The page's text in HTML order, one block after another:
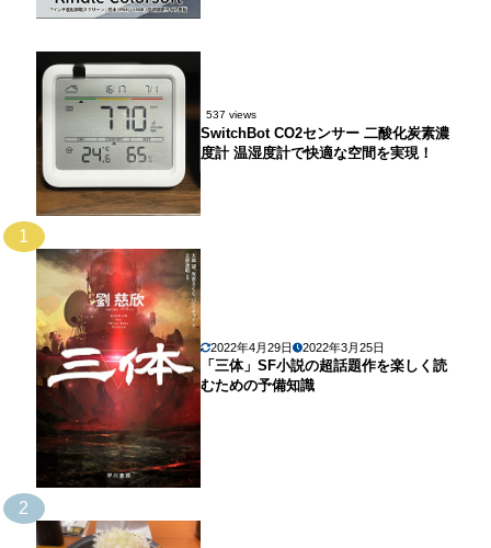
537 views
SwitchBot CO2センサー 二酸化炭素濃
度計 温湿度計で快適な空間を実現！
1
2022年4月29日 2022年3月25日
「三体」SF小説の超話題作を楽しく読
むための予備知識
2